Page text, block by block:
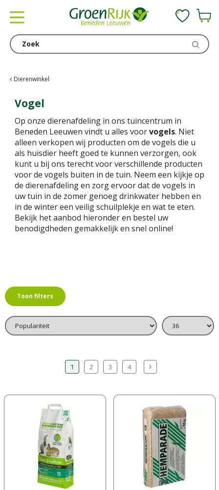
Dierenwinkel
Vogel
Op onze dierenafdeling in ons tuincentrum in
Beneden Leeuwen vindt u alles voorvogels. Niet
alleen verkopen wij producten om de vogels die u
als huisdier heeft goed te kunnen verzorgen, ook
kunt u bij ons terecht voor verschillende producten
voor de vogels buiten in de tuin. Neem een kijkje op
de dierenafdeling en zorg ervoor dat de vogels in
uw tuin in de zomer genoeg drinkwater hebben en
in de winter een veilig schuilplekje en wat te eten.
Bekijk het aanbod hieronder en bestel uw
benodigdheden gemakkelijk en snel online!
Toon filters
1 2 3 4